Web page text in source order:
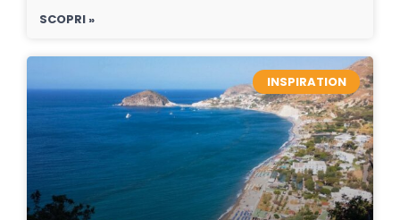
SCOPRI »
INSPIRATION